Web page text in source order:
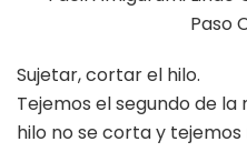
Sujetar, cortar el hilo.
Tejemos el segundo de
hilo no se corta y tejemos